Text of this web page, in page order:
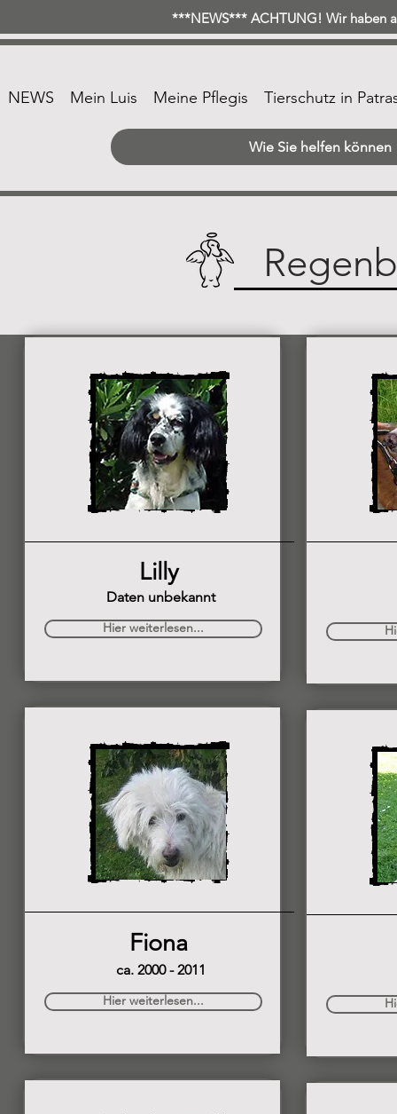
***NEWS*** ACHTUNG! Wir haben
NEWS Mein Luis Meine Pflegis Tierschutz in
Wie Sie helfen können
Lilly
Daten unbekannt
Hier weiterlesen...
Fiona
ca. 2000 - 2011
Hier weiterlesen...